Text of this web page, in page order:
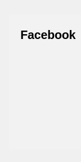
Facebook